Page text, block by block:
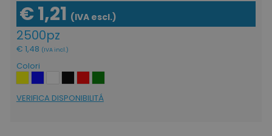
€ 1,21 (IVA escl.)
2500pz
€ 1,48 (IVA incl.)
Colori
VERIFICA DISPONIBILITÁ